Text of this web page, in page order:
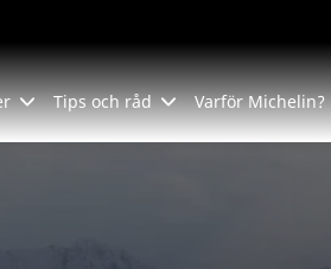
Tips och råd Varför Michelin?